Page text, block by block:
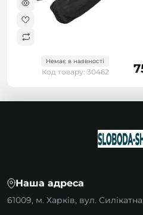
Немає в наявності
Код товару: 30462
Наша адреса
61009, м. Харків, вул.